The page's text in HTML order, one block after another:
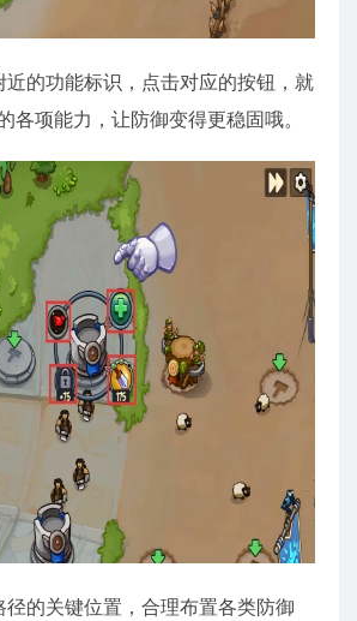
的功能标识，点击对应的按钮，就
各项能力，让防御变得更稳固哦。
的关键位置，合理布置各类防御